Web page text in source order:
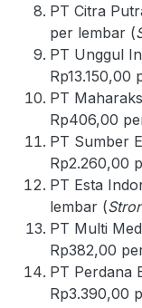
PT Citra
per lembar (
PT Unggul
Rp13.150,00
PT
Rp406,00
PT Sumber
Rp2.260,00
PT Esta
lembar (
PT Multi
Rp382,00
PT Perdana
Rp3.390,00